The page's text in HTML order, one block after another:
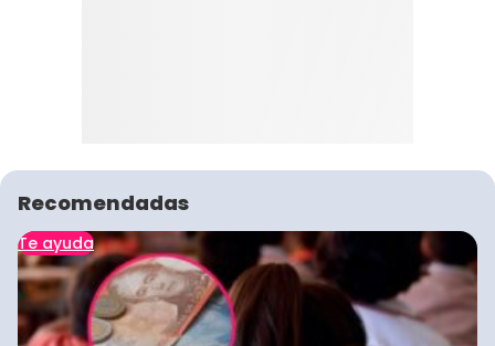
Recomendadas
Te ayuda